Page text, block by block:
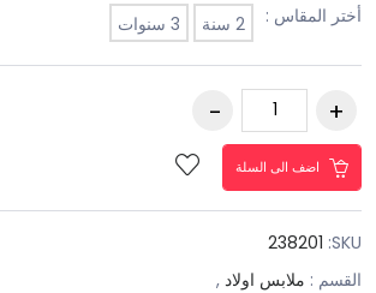
أختر المقاس : 2 سنة 3 سنوات
اضف الى السلة
SKU:
238201
القسم : ملابس اولاد ,